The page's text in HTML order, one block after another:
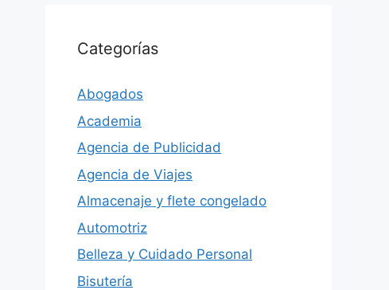
Categorías
Abogados
Academia
Agencia de Publicidad
Agencia de Viajes
Almacenaje y flete congelado
Automotriz
Belleza y Cuidado Personal
Bisutería